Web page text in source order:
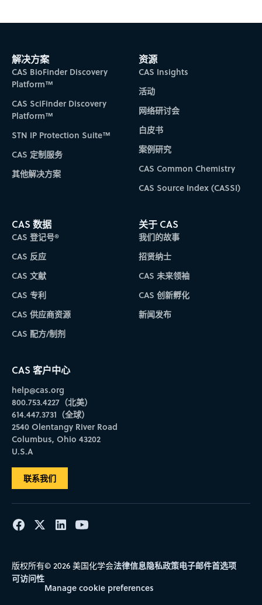
解决方案
CAS BioFinder Discovery
Platform™
CAS SciFinder Discovery
Platform™
STN IP Protection Suite™
CAS 定制服务
其他解决方案
资源
CAS Insights
活动
网络研讨会
白皮书
案例研究
CAS Common Chemistry
CAS Source Index (CASSI)
CAS 数据
CAS 登记号®
CAS 反应
CAS 文献
CAS 专利
CAS 供应商资源
CAS 配方/制剂
关于 CAS
我们的故事
招贤纳士
CAS 未来领袖
CAS 创新孵化
新闻发布
CAS 客户中心
help@cas.org
800.753.4227（北美）
614.447.3731（全球）
2540 Olentangy River Road
Columbus, Ohio 43202
U.S.A
联系我们
版权所有© 2026 美国化学会法律信息隐私政策电子邮件首选项
可访问性
Manage cookie preferences